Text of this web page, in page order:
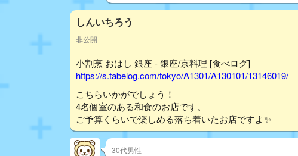
しんいちろう
非公開
小割烹 おはし 銀座 - 銀座/京料理 [食べログ]
https://s.tabelog.com/tokyo/A1301/A130101/13146019/
こちらいかがでしょう！
4名個室のある和食のお店です。
ご予算くらいで楽しめる落ち着いたお店ですよ✨
30代男性